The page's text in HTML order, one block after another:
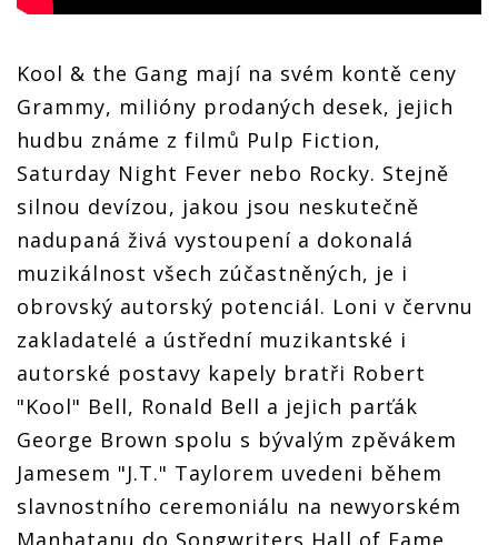
Kool & the Gang mají na svém kontě ceny
Grammy, milióny prodaných desek, jejich
hudbu známe z filmů Pulp Fiction,
Saturday Night Fever nebo Rocky. Stejně
silnou devízou, jakou jsou neskutečně
nadupaná živá vystoupení a dokonalá
muzikálnost všech zúčastněných, je i
obrovský autorský potenciál. Loni v červnu
zakladatelé a ústřední muzikantské i
autorské postavy kapely bratři Robert
"Kool" Bell, Ronald Bell a jejich parťák
George Brown spolu s bývalým zpěvákem
Jamesem "J.T." Taylorem uvedeni během
slavnostního ceremoniálu na newyorském
Manhatanu do Songwriters Hall of Fame